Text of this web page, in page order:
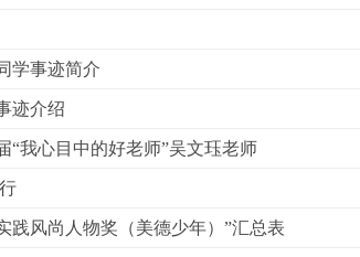
学事迹简介
迹介绍
我心目中的好老师”吴文珏老师
践风尚人物奖（美德少年）”汇总表